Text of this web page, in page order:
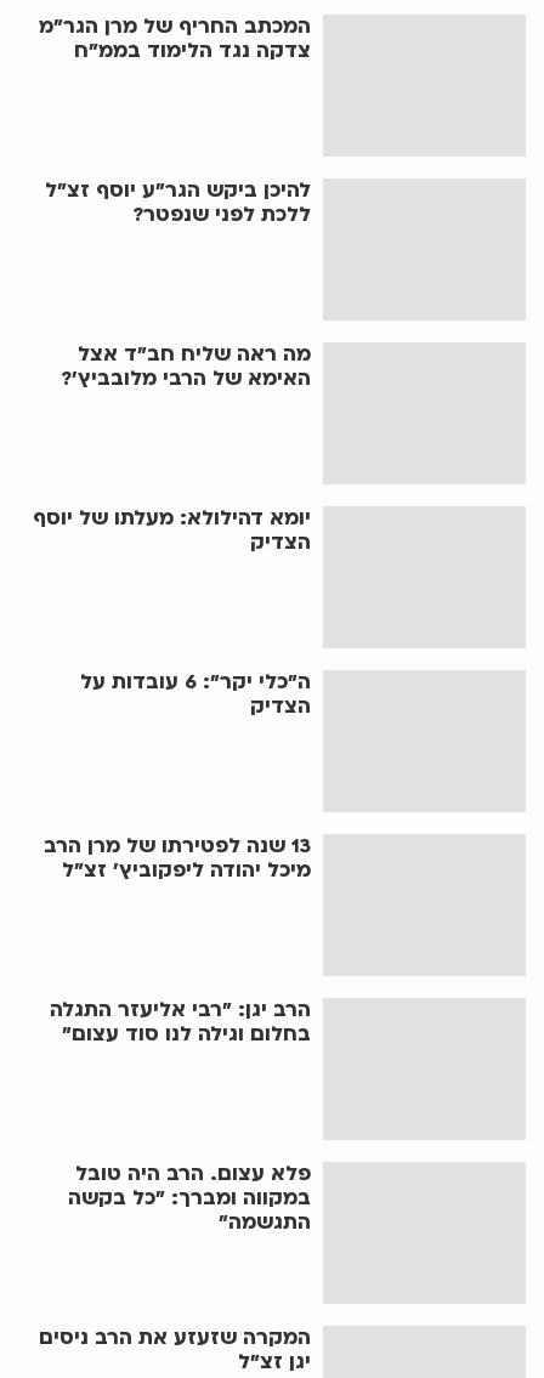
המכתב החריף של מרן הגר"מ
צדקה נגד הלימוד בממ"ח
להיכן ביקש הגר"ע יוסף זצ"ל
ללכת לפני שנפטר?
מה ראה שליח חב"ד אצל
האימא של הרבי מלובביץ'?
יומא דהילולא: מעלתו של יוסף
הצדיק
ה"כלי יקר": 6 עובדות על
הצדיק
13 שנה לפטירתו של מרן הרב
מיכל יהודה ליפקוביץ' זצ"ל
הרב יגן: "רבי אליעזר התגלה
בחלום וגילה לנו סוד עצום"
פלא עצום. הרב היה טובל
במקווה ומברך: "כל בקשה
התגשמה"
המקרה שזעזע את הרב ניסים
יגן זצ"ל